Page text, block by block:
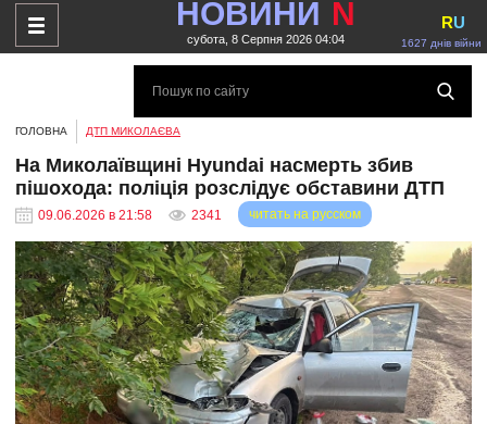
НОВИНИ N
субота, 8 Серпня 2026 04:04 1627 днів війни
RU
ГОЛОВНА ДТП МИКОЛАЄВА
На Миколаївщині Hyundai насмерть збив
пішохода: поліція розслідує обставини ДТП
09.06.2026 в 21:58 2341 читать на русском